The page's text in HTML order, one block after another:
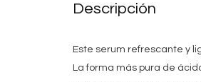
Descripción
Este serum refrescante y
La forma más pura de